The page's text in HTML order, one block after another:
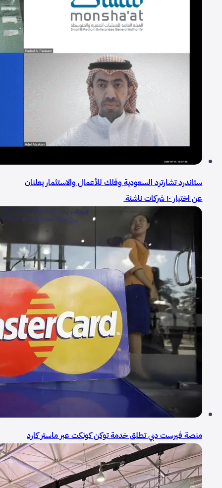
ستاندرد تشارترد السعودية وفلك للأعمال والاستثمار يعلنان
عن اختيار ١٠ شركات ناشئة
منصة فيرست دبي تطلق خدمة توكن كونكت عبر ماستر كارد